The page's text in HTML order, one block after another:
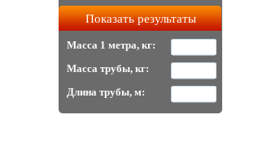
Масса 1 метра, кг:
Масса трубы, кг:
Длина трубы, м: